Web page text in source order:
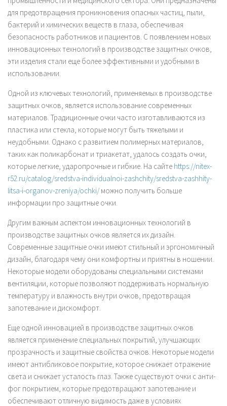
для предотвращения проникновения опасных частиц, пыли,
бактерий и химических веществ в глаза, обеспечивая
безопасность работников и пациентов. С появлением новых
инновационных технологий в производстве защитных очков,
эти изделия стали еще более эффективными и удобными в
использовании.
Одной из ключевых технологий, применяемых в производстве
защитных очков, является использование современных
материалов. Традиционные очки часто изготавливаются из
пластика или стекла, которые могут быть тяжелыми и
неудобными. Однако с развитием полимерных материалов,
таких как поликарбонат и триакетат, удалось создать очки,
которые легкие, ударопрочные и гибкие. На сайте https://nitex-
r52.ru/catalog/sredstva-individualnoi-zashchity/sredstva-zashhity-
litsa-i-organov-zreniya/ochki/ можно получить больше
информации про защитные очки.
Другим важным аспектом инновационных технологий в
производстве защитных очков является их дизайн.
Современные защитные очки имеют стильный и эргономичный
дизайн, благодаря чему они комфортны и приятны в ношении.
Некоторые модели оборудованы специальными системами
вентиляции, которые позволяют поддерживать нормальную
температуру и влажность внутри очков, предотвращая
запотевание и дискомфорт.
Еще одной инновацией в производстве защитных очков
является применение специальных покрытий, улучшающих
прозрачность и защитные свойства очков. Некоторые модели
имеют антибликовое покрытие, которое снижает отражение
света и снижает усталость глаз. Также существуют очки с анти-
фог покрытием, которые предотвращают запотевание и
обеспечивают отличную видимость даже в условиях